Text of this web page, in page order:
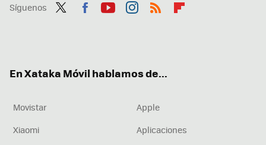
Síguenos
En Xataka Móvil hablamos de...
Movistar
Apple
Xiaomi
Aplicaciones